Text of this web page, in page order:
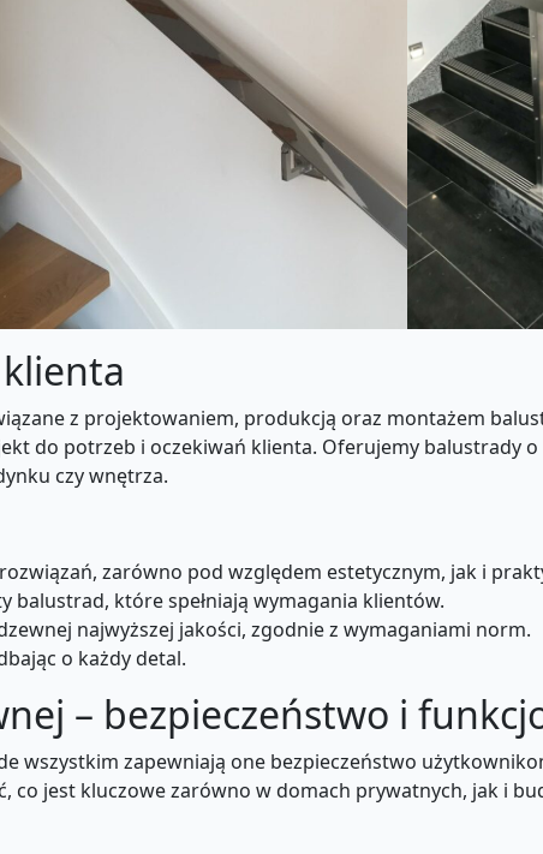
z projektowaniem, produkcją oraz montażem
do potrzeb i oczekiwań klienta. Oferujemy balustrady
czy wnętrza.
zarówno pod względem estetycznym, jak i
balustrad, które spełniają wymagania klientów.
najwyższej jakości, zgodnie z wymaganiami norm.
o każdy detal.
– bezpieczeństwo i
wszystkim zapewniają one bezpieczeństwo
co jest kluczowe zarówno w domach prywatnych, jak i